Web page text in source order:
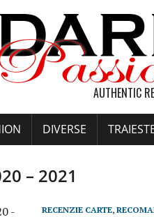
AUTHENTIC
DIVERSE
– 2021
RECENZIE CARTE,